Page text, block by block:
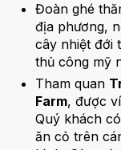
Đoàn ghé
địa phương,
cây nhiệt đới
thủ công mỹ
Tham quan
Farm, được
Quý khách
ăn cỏ trên